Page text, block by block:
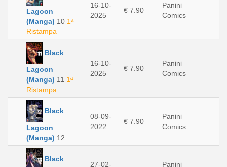
Lagoon
(Manga) 10 1ª
Ristampa
16-10-
2025
€ 7.90
Panini
Comics
Black
Lagoon
(Manga) 11 1ª
Ristampa
16-10-
2025
€ 7.90
Panini
Comics
Black
Lagoon
(Manga) 12
08-09-
2022
€ 7.90
Panini
Comics
Black
27-02-
Panini